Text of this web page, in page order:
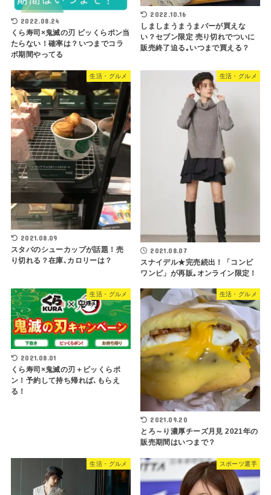
2022.08.24
くら寿司×鬼滅の刃 ビッくらポン当
たらない！確率は？いつまでコラ
ボ期間やってる
2022.10.16
しましまうまうまバーが買えな
い？セブン限定 売り切れでついに
販売終了迫る｡いつまで買える？
生活・グルメ
2021.08.09
スタバのシューカップが話題！売
り切れる？在庫､カロリーは？
生活・グルメ
2021.08.07
スナイデル★完売続出！「コンビ
ワンピ」が再販｡オンライン限定！
生活・グルメ
2021.08.01
くら寿司×鬼滅の刃＋ビッくらポ
ン！予約して持ち帰れば､もらえ
る！
生活・グルメ
2021.09.20
とろ～り濃厚チーズ月見 2021年の
販売期間はいつまで？
生活・グルメ スポーツ選手